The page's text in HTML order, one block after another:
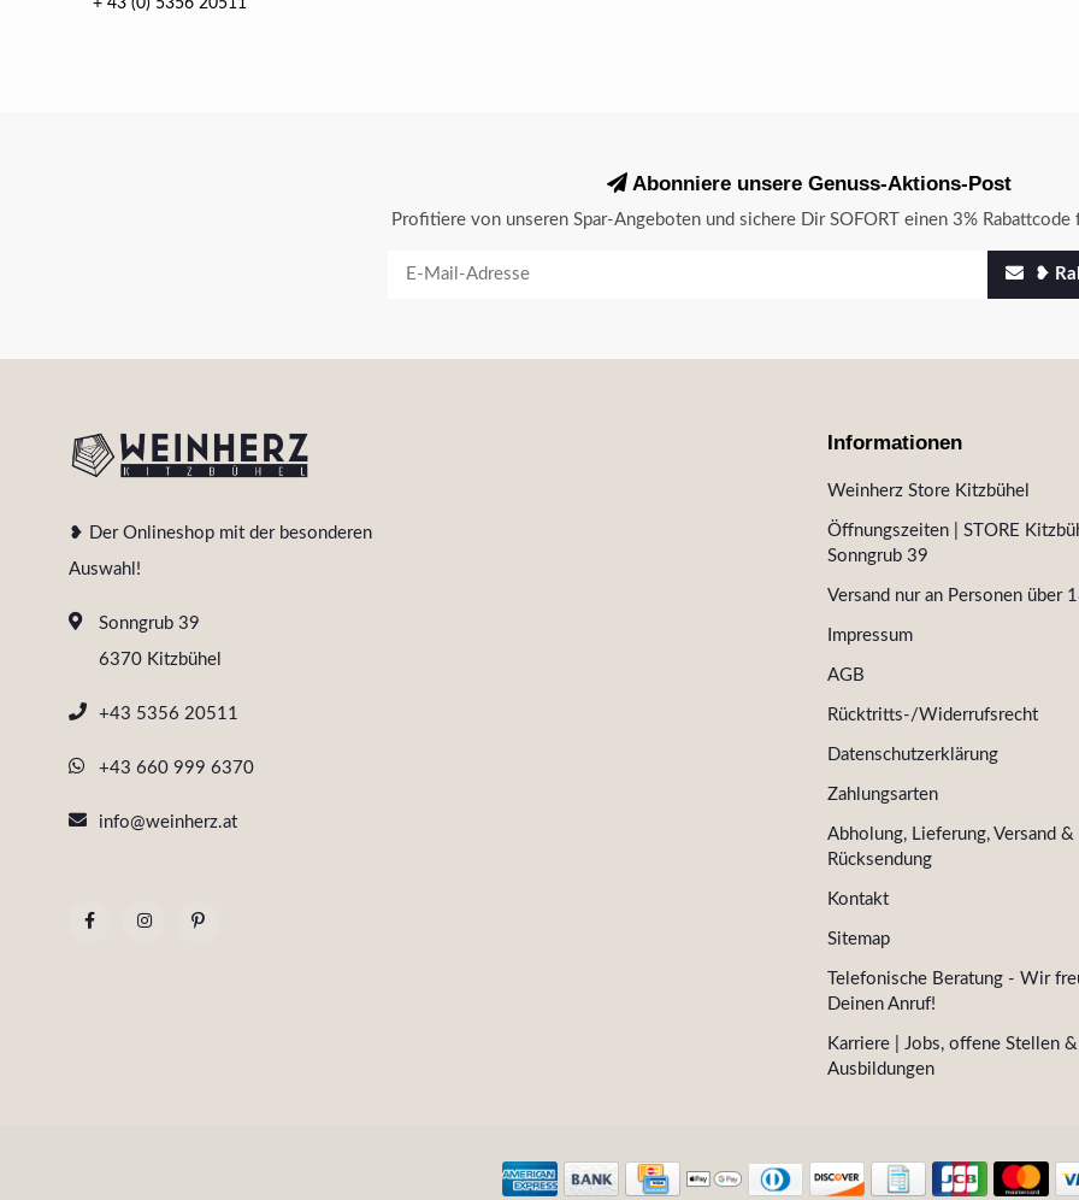
+ 43 (0) 5356 20511
Abonniere unsere Genuss-Aktions-Post
Profitiere von unseren Spar-Angeboten und sichere Dir SOFORT einen 3%
❥
❥ Der Onlineshop mit der besonderen
Auswahl!
Sonngrub 39
6370 Kitzbühel
+43 5356 20511
+43 660 999 6370
info@weinherz.at
Informationen
Weinherz Store Kitzbühel
Öffnungszeiten | STORE
Sonngrub 39
Versand nur an Personen über
Impressum
AGB
Rücktritts-/Widerrufsrecht
Datenschutzerklärung
Zahlungsarten
Abholung, Lieferung, Versand &
Rücksendung
Kontakt
Sitemap
Telefonische Beratung - Wir
Deinen Anruf!
Karriere | Jobs, offene Stellen &
Ausbildungen